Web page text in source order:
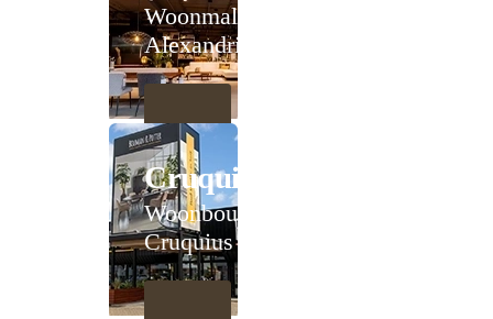
Woonmall
Alexandrium
Cruquius
Woonboulevard
Cruquius